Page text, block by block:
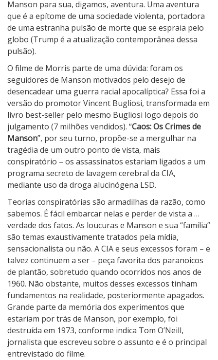
Manson para sua, digamos, aventura. Uma aventura
que é a epítome de uma sociedade violenta, portadora
de uma estranha pulsão de morte que se espraia pelo
globo (Trump é a atualização contemporânea dessa
pulsão).
O filme de Morris parte de uma dúvida: foram os
seguidores de Manson motivados pelo desejo de
desencadear uma guerra racial apocalíptica? Essa foi a
versão do promotor Vincent Bugliosi, transformada em
livro best-seller pelo mesmo Bugliosi logo depois do
julgamento (7 milhões vendidos). “Caos: Os Crimes de
Manson”, por seu turno, propõe-se a mergulhar na
tragédia de um outro ponto de vista, mais
conspiratório – os assassinatos estariam ligados a um
programa secreto de lavagem cerebral da CIA,
mediante uso da droga alucinógena LSD.
Teorias conspiratórias são armadilhas da razão, como
sabemos. É fácil embarcar nelas e perder de vista a …
verdade dos fatos. As loucuras e Manson e sua “família”
são temas exaustivamente tratados pela mídia,
sensacionalista ou não. A CIA e seus excessos foram – e
talvez continuem a ser – peça favorita dos paranoicos
de plantão, sobretudo quando ocorridos nos anos de
1960. Não obstante, muitos desses excessos tinham
fundamentos na realidade, posteriormente apagados.
Grande parte da memória dos experimentos que
estariam por trás de Manson, por exemplo, foi
destruída em 1973, conforme indica Tom O’Neill,
jornalista que escreveu sobre o assunto e é o principal
entrevistado do filme.